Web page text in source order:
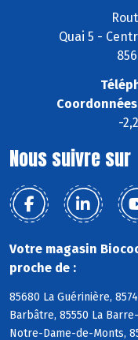
Quai 5 -
Coordonnées
-
Nous suivre sur
Votre magasin
proche de :
85680 La Guérinière,
Barbâtre, 85550 La
Notre-Dame-de-Monts,